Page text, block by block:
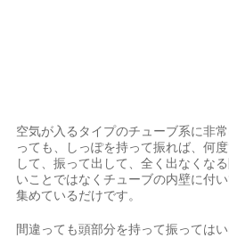
空気が入るタイプのチューブ系に非
っても、しっぽを持って振れば、何
して、振って出して、全く出なくな
いことではなくチューブの内壁に付
集めているだけです。
間違っても頭部分を持って振っては